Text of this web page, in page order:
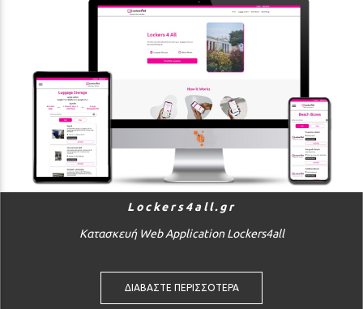
Lockers4all.gr
Κατασκευή Web Application Lockers4all
ΔΙΑΒΑΣΤΕ ΠΕΡΙΣΣΟΤΕΡΑ